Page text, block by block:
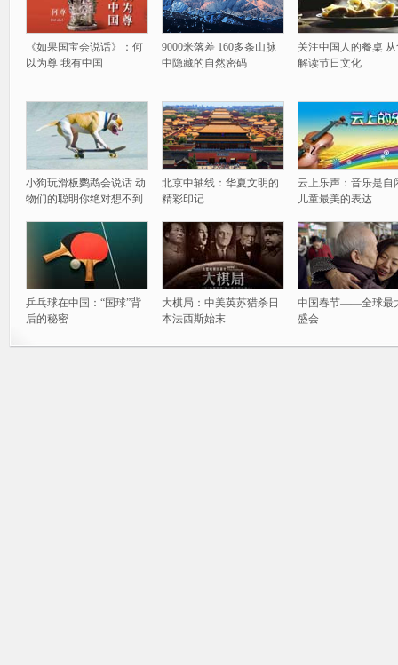
《如果国宝会说话》：何
以为尊 我有中国
9000米落差 160多条山脉
中隐藏的自然密码
关注中国人的餐桌
解读节日文化
小狗玩滑板鹦鹉会说话 动
物们的聪明你绝对想不到
北京中轴线：华夏文明的
精彩印记
云上乐声：音乐是自
儿童最美的表达
乒乓球在中国：“国球”背
后的秘密
大棋局：中美英苏猎杀日
本法西斯始末
中国春节——全球最
盛会